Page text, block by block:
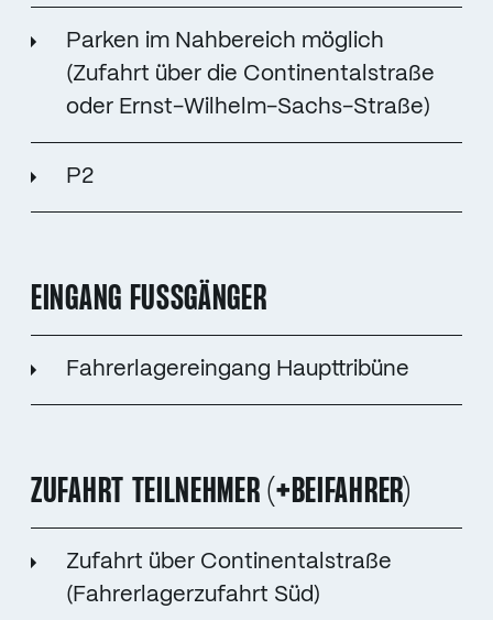
Parken im Nahbereich möglich
(Zufahrt über die Continentalstraße
oder Ernst-Wilhelm-Sachs-Straße)
P2
EINGANG FUSSGÄNGER
Fahrerlagereingang Haupttribüne
ZUFAHRT TEILNEHMER (+BEIFAHRER)
Zufahrt über Continentalstraße
(Fahrerlagerzufahrt Süd)